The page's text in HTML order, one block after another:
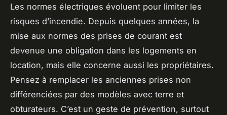
Les normes électriques évoluent pour limiter les
risques d’incendie. Depuis quelques années, la
mise aux normes des prises de courant est
devenue une obligation dans les logements en
location, mais elle concerne aussi les propriétaires.
Pensez à remplacer les anciennes prises non
différenciées par des modèles avec terre et
obturateurs. C’est un geste de prévention, surtout